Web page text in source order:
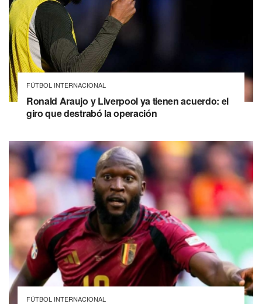
FÚTBOL INTERNACIONAL
Ronald Araujo y Liverpool ya tienen acuerdo: el
giro que destrabó la operación
FÚTBOL INTERNACIONAL